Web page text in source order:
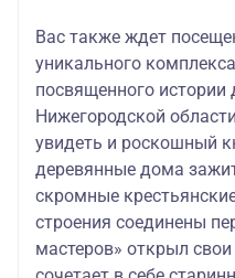
Вас также ждет
уникального
посвященного истории
Нижегородской
увидеть и роскошный
деревянные дома
скромные
строения соединены
мастеров» открыл